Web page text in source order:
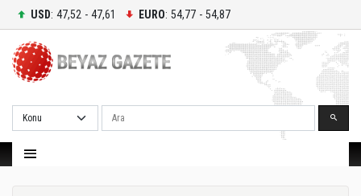
USD: 47,52 - 47,61 EURO: 54,77 - 54,87
Ara